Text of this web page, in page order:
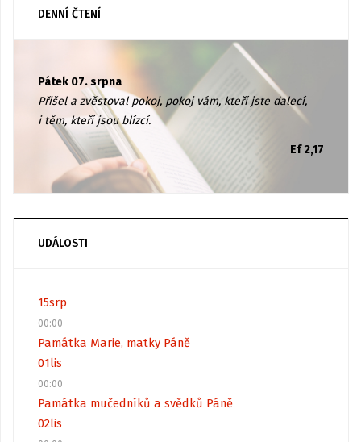
DENNÍ ČTENÍ
Pátek 07. srpna
Přišel a zvěstoval pokoj, pokoj vám, kteří jste dalecí,
i těm, kteří jsou blízcí.
Ef 2,17
UDÁLOSTI
15srp
00:00
Památka Marie, matky Páně
01lis
00:00
Památka mučedníků a svědků Páně
02lis